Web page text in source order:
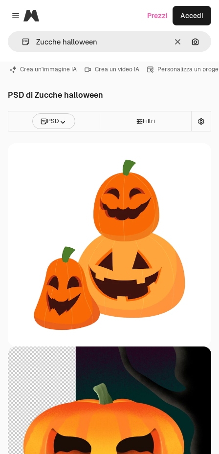
Close menu
Magnific
CancellaCerca
Prezzi Accedi
Crea un'immagine IA Crea un video IA Personalizza un
PSD di Zucche halloween
PSD Filtri